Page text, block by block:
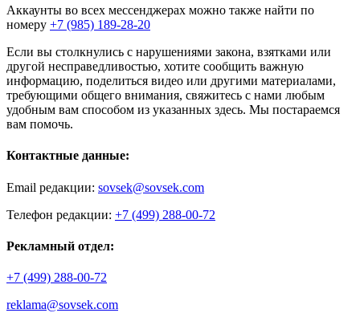
Аккаунты во всех мессенджерах можно также найти по
номеру +7 (985) 189-28-20
Если вы столкнулись с нарушениями закона, взятками или
другой несправедливостью, хотите сообщить важную
информацию, поделиться видео или другими материалами,
требующими общего внимания, свяжитесь с нами любым
удобным вам способом из указанных здесь. Мы постараемся
вам помочь.
Контактные данные:
Email редакции: sovsek@sovsek.com
Телефон редакции: +7 (499) 288-00-72
Рекламный отдел:
+7 (499) 288-00-72
reklama@sovsek.com